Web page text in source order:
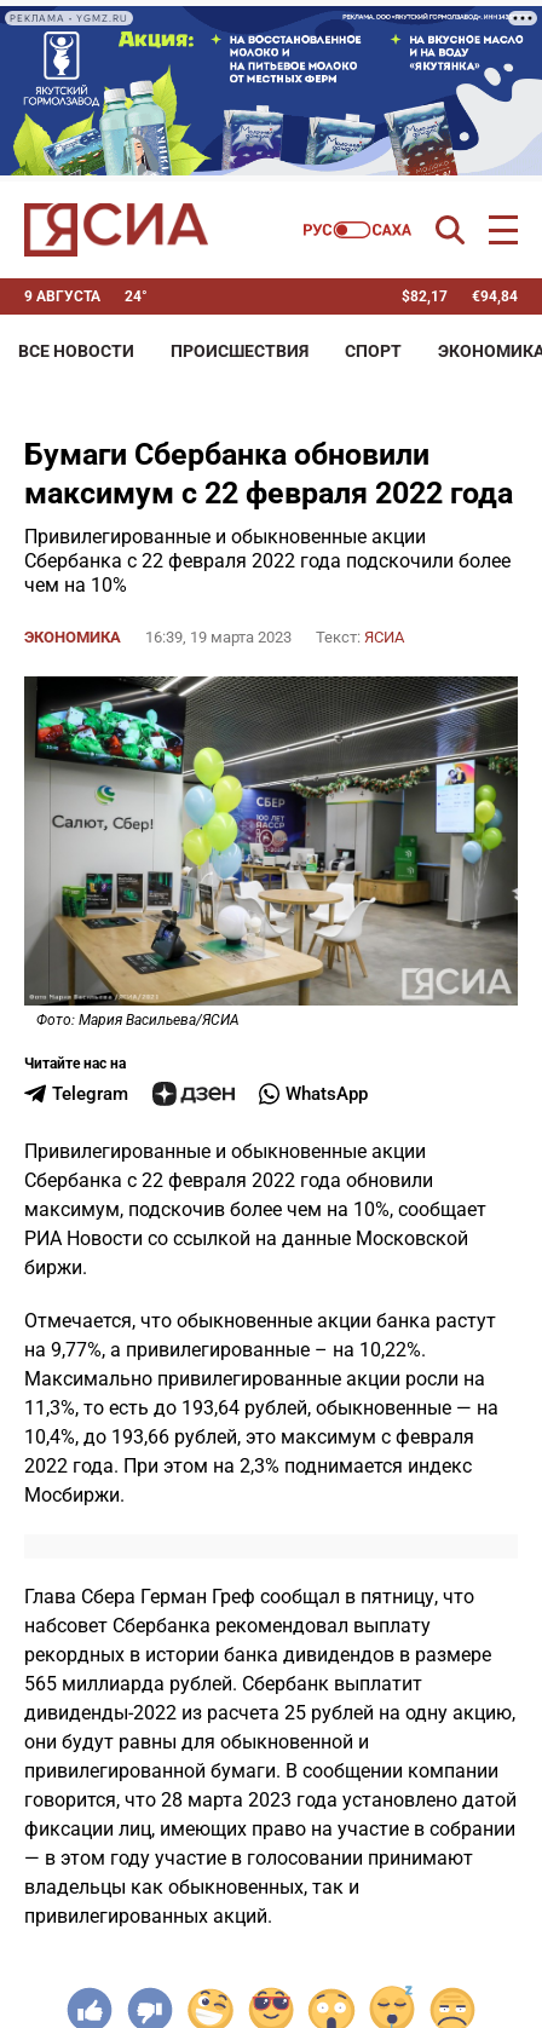
РЕКЛАМА • YGMZ.RU
9 АВГУСТА 24° $82,17 €94,84
ВСЕ НОВОСТИ ПРОИСШЕСТВИЯ СПОРТ
Бумаги Сбербанка обновили
максимум с 22 февраля 2022 года
Привилегированные и обыкновенные акции
Сбербанка с 22 февраля 2022 года подскочили более
чем на 10%
ЭКОНОМИКА 16:39, 19 марта 2023 Текст: ЯСИА
Фото: Мария Васильева/ЯСИА
Читайте нас на
Telegram WhatsApp
Привилегированные и обыкновенные акции
Сбербанка с 22 февраля 2022 года обновили
максимум, подскочив более чем на 10%, сообщает
РИА Новости со ссылкой на данные Московской
биржи.
Отмечается, что обыкновенные акции банка растут
на 9,77%, а привилегированные – на 10,22%.
Максимально привилегированные акции росли на
11,3%, то есть до 193,64 рублей, обыкновенные — на
10,4%, до 193,66 рублей, это максимум с февраля
2022 года. При этом на 2,3% поднимается индекс
Мосбиржи.
Глава Сбера Герман Греф сообщал в пятницу, что
набсовет Сбербанка рекомендовал выплату
рекордных в истории банка дивидендов в размере
565 миллиарда рублей. Сбербанк выплатит
дивиденды-2022 из расчета 25 рублей на одну акцию,
они будут равны для обыкновенной и
привилегированной бумаги. В сообщении компании
говорится, что 28 марта 2023 года установлено датой
фиксации лиц, имеющих право на участие в собрании
— в этом году участие в голосовании принимают
владельцы как обыкновенных, так и
привилегированных акций.